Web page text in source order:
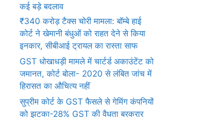
कई बड़े बदलाव
₹340 करोड़ टैक्स चोरी मामला: बॉम्बे हाई
कोर्ट ने खेमानी बंधुओं को राहत देने से किया
इनकार, सीबीआई ट्रायल का रास्ता साफ
GST धोखाधड़ी मामले में चार्टर्ड अकाउंटेंट को
जमानत, कोर्ट बोला- 2020 से लंबित जांच में
हिरासत का औचित्य नहीं
सुप्रीम कोर्ट के GST फैसले से गेमिंग कंपनियों
को झटका-28% GST की वैधता बरकरार